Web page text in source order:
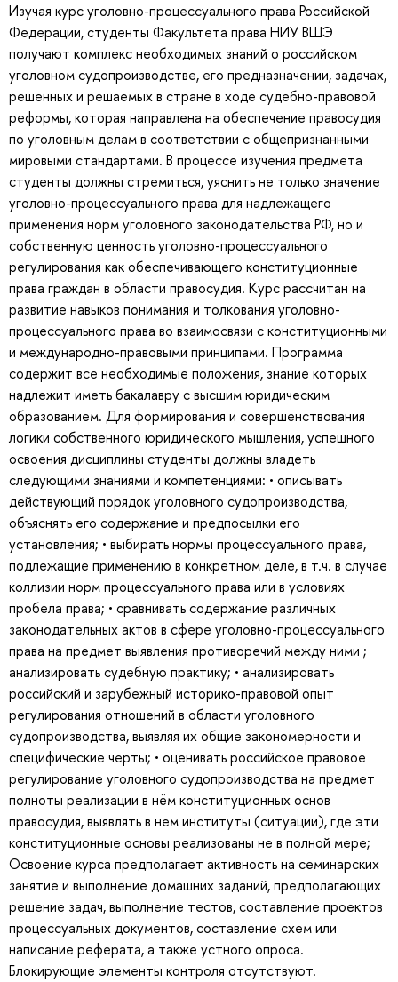
Изучая курс уголовно-процессуального права Российской
Федерации, студенты Факультета права НИУ ВШЭ
получают комплекс необходимых знаний о российском
уголовном судопроизводстве, его предназначении, задачах,
решенных и решаемых в стране в ходе судебно-правовой
реформы, которая направлена на обеспечение правосудия
по уголовным делам в соответствии с общепризнанными
мировыми стандартами. В процессе изучения предмета
студенты должны стремиться, уяснить не только значение
уголовно-процессуального права для надлежащего
применения норм уголовного законодательства РФ, но и
собственную ценность уголовно-процессуального
регулирования как обеспечивающего конституционные
права граждан в области правосудия. Курс рассчитан на
развитие навыков понимания и толкования уголовно-
процессуального права во взаимосвязи с конституционными
и международно-правовыми принципами. Программа
содержит все необходимые положения, знание которых
надлежит иметь бакалавру с высшим юридическим
образованием. Для формирования и совершенствования
логики собственного юридического мышления, успешного
освоения дисциплины студенты должны владеть
следующими знаниями и компетенциями: • описывать
действующий порядок уголовного судопроизводства,
объяснять его содержание и предпосылки его
установления; • выбирать нормы процессуального права,
подлежащие применению в конкретном деле, в т.ч. в случае
коллизии норм процессуального права или в условиях
пробела права; • сравнивать содержание различных
законодательных актов в сфере уголовно-процессуального
права на предмет выявления противоречий между ними ;
анализировать судебную практику; • анализировать
российский и зарубежный историко-правовой опыт
регулирования отношений в области уголовного
судопроизводства, выявляя их общие закономерности и
специфические черты; • оценивать российское правовое
регулирование уголовного судопроизводства на предмет
полноты реализации в нём конституционных основ
правосудия, выявлять в нем институты (ситуации), где эти
конституционные основы реализованы не в полной мере;
Освоение курса предполагает активность на семинарских
занятие и выполнение домашних заданий, предполагающих
решение задач, выполнение тестов, составление проектов
процессуальных документов, составление схем или
написание реферата, а также устного опроса.
Блокирующие элементы контроля отсутствуют.